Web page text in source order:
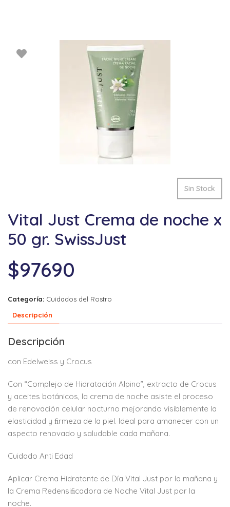
Sin Stock
Vital Just Crema de noche x
50 gr. SwissJust
$97690
Categoría: Cuidados del Rostro
Descripción
Descripción
con Edelweiss y Crocus
Con “Complejo de Hidratación Alpino”, extracto de Crocus
y aceites botánicos, la crema de noche asiste el proceso
de renovación celular nocturno mejorando visiblemente la
elasticidad y ﬁrmeza de la piel. Ideal para amanecer con un
aspecto renovado y saludable cada mañana.
Cuidado Anti Edad
Aplicar Crema Hidratante de Día Vital Just por la mañana y
la Crema Redensiﬁcadora de Noche Vital Just por la
noche.